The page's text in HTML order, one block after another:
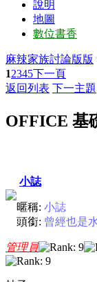
說明
地圖
數位書香
麻辣家族討論版版
12345下一頁
返回列表 下一主題
OFFICE 基
小誌
暱稱: 小誌
頭銜: 曾經也是
管理員